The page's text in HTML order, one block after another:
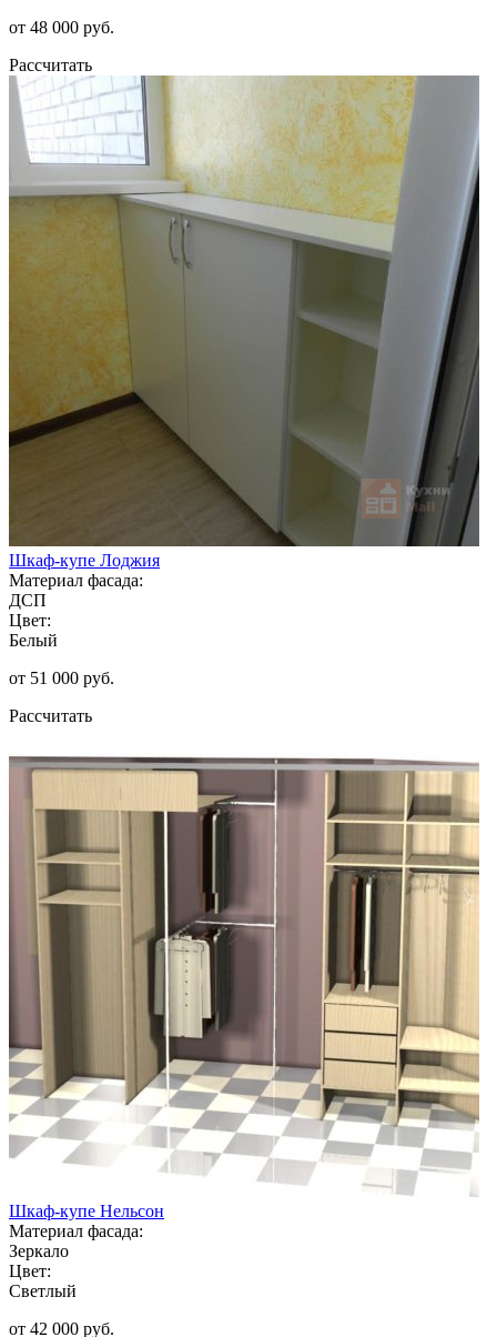
от 48 000 руб.
Рассчитать
Шкаф-купе Лоджия
Материал фасада:
ДСП
Цвет:
Белый
от 51 000 руб.
Рассчитать
Шкаф-купе Нельсон
Материал фасада:
Зеркало
Цвет:
Светлый
от 42 000 руб.